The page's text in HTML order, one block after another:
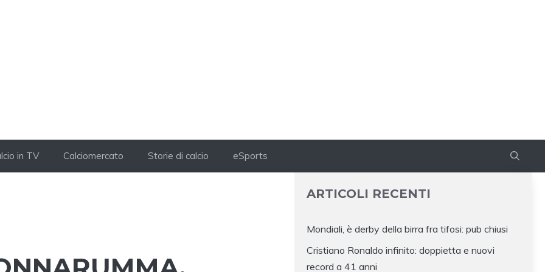
in TV Calciomercato Storie di calcio eSports
ARTICOLI RECENTI
Mondiali, è derby della birra fra tifosi: pub chiusi
Cristiano Ronaldo infinito: doppietta e nuovi
record a 41 anni